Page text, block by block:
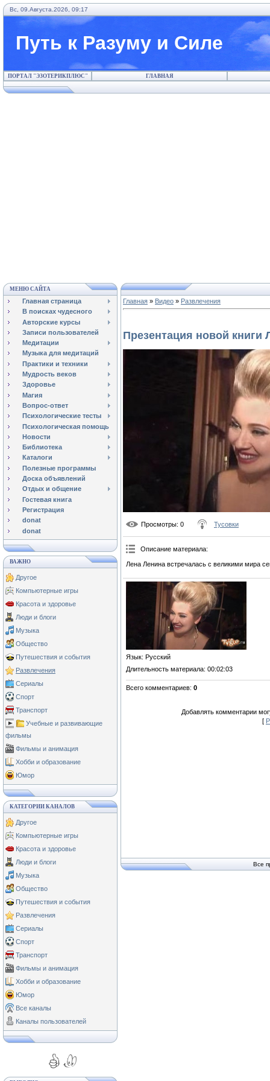
Вс, 09.Августа.2026, 09:17
Путь к Разуму и Силе
ПОРТАЛ "ЭЗОТЕРИКПЛЮС" ГЛАВНАЯ
МЕНЮ САЙТА
Главная страница
В поисках чудесного
Авторские курсы
Записи пользователей
Медитации
Музыка для медитаций
Практики и техники
Мудрость веков
Здоровье
Магия
Вопрос-ответ
Психологические тесты
Психологическая помощь
Новости
Библиотека
Каталоги
Полезные программы
Доска объявлений
Отдых и общение
Гостевая книга
Регистрация
donat
donat
ВАЖНО
Другое
Компьютерные игры
Красота и здоровье
Люди и блоги
Музыка
Общество
Путешествия и события
Развлечения
Сериалы
Спорт
Транспорт
Учебные и развивающие
фильмы
Фильмы и анимация
Хобби и образование
Юмор
КАТЕГОРИИ КАНАЛОВ
Другое
Компьютерные игры
Красота и здоровье
Люди и блоги
Музыка
Общество
Путешествия и события
Развлечения
Сериалы
Спорт
Транспорт
Фильмы и анимация
Хобби и образование
Юмор
Все каналы
Каналы пользователей
Главная » Видео » Развлечения
Презентация новой
Просмотры: 0 Тусовки
Описание материала:
Лена Ленина встречалась с великими мира
Язык: Русский
Длительность материала: 00:02:03
Всего комментариев: 0
Добавлять комментарии
[
Все